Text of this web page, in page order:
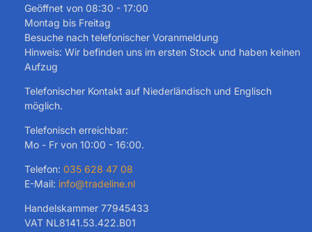
Geöffnet von 08:30 - 17:00
Montag bis Freitag
Besuche nach telefonischer Voranmeldung
Hinweis: Wir befinden uns im ersten Stock und haben keinen
Aufzug
Telefonischer Kontakt auf Niederländisch und Englisch
möglich.
Telefonisch erreichbar:
Mo - Fr von 10:00 - 16:00.
Telefon: 035 628 47 08
E-Mail: info@tradeline.nl
Handelskammer 77945433
VAT NL8141.53.422.B01